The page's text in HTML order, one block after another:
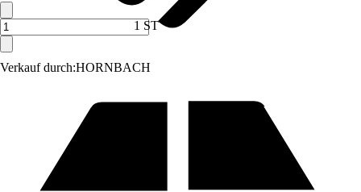
Verkauf durch:HORNBACH
1 ST